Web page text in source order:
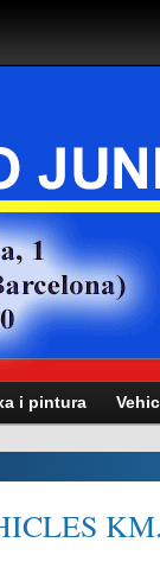
i pintura
KM.0,